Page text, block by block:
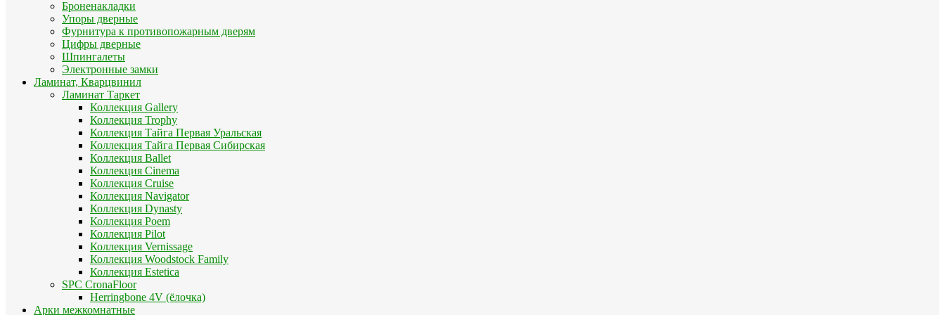
Броненакладки
Упоры дверные
Фурнитура к противопожарным дверям
Цифры дверные
Шпингалеты
Электронные замки
Ламинат, Кварцвинил
Ламинат Таркет
Коллекция Gallery
Коллекция Trophy
Коллекция Тайга Первая Уральская
Коллекция Тайга Первая Сибирская
Коллекция Ballet
Коллекция Cinema
Коллекция Cruise
Коллекция Navigator
Коллекция Dynasty
Коллекция Poem
Коллекция Pilot
Коллекция Vernissage
Коллекция Woodstock Family
Коллекция Estetica
SPC CronaFloor
Herringbone 4V (ёлочка)
Арки межкомнатные